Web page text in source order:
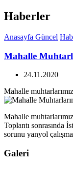
Haberler
Anasayfa Güncel
Mahalle
24.11.2020
Mahalle
Mahalle
Toplantı sonrasında
sorunu yanyol
Galeri